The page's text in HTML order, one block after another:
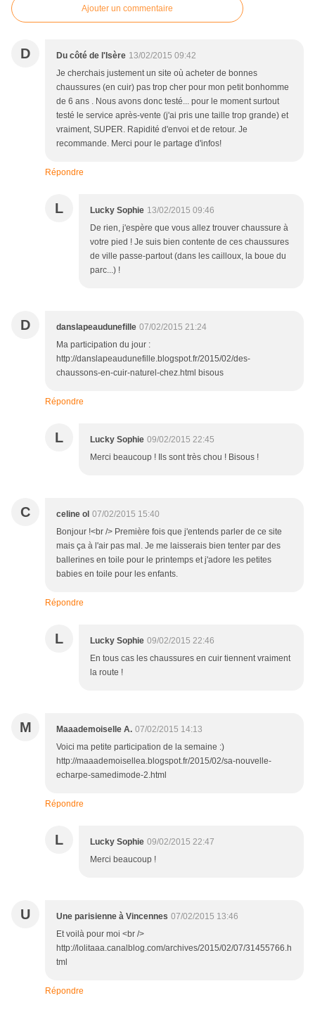
Ajouter un commentaire
D Du côté de l'Isère 13/02/2015 09:42
Je cherchais justement un site où acheter de bonnes
chaussures (en cuir) pas trop cher pour mon petit bonhomme
de 6 ans . Nous avons donc testé... pour le moment surtout
testé le service après-vente (j'ai pris une taille trop grande) et
vraiment, SUPER. Rapidité d'envoi et de retour. Je
recommande. Merci pour le partage d'infos!
Répondre
L Lucky Sophie 13/02/2015 09:46
De rien, j'espère que vous allez trouver chaussure à
votre pied ! Je suis bien contente de ces chaussures
de ville passe-partout (dans les cailloux, la boue du
parc...) !
D danslapeaudunefille 07/02/2015 21:24
Ma participation du jour :
http://danslapeaudunefille.blogspot.fr/2015/02/des-
chaussons-en-cuir-naturel-chez.html bisous
Répondre
L Lucky Sophie 09/02/2015 22:45
Merci beaucoup ! Ils sont très chou ! Bisous !
C celine ol 07/02/2015 15:40
Bonjour !<br /> Première fois que j'entends parler de ce site
mais ça à l'air pas mal. Je me laisserais bien tenter par des
ballerines en toile pour le printemps et j'adore les petites
babies en toile pour les enfants.
Répondre
L Lucky Sophie 09/02/2015 22:46
En tous cas les chaussures en cuir tiennent vraiment
la route !
M Maaademoiselle A. 07/02/2015 14:13
Voici ma petite participation de la semaine :)
http://maaademoisellea.blogspot.fr/2015/02/sa-nouvelle-
echarpe-samedimode-2.html
Répondre
L Lucky Sophie 09/02/2015 22:47
Merci beaucoup !
U Une parisienne à Vincennes 07/02/2015 13:46
Et voilà pour moi <br />
http://lolitaaa.canalblog.com/archives/2015/02/07/31455766.h
tml
Répondre